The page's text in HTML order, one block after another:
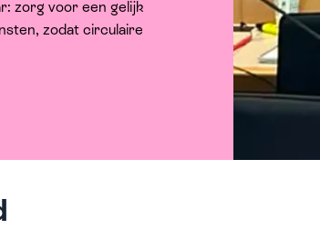
zorg voor een gelijk
zodat circulaire